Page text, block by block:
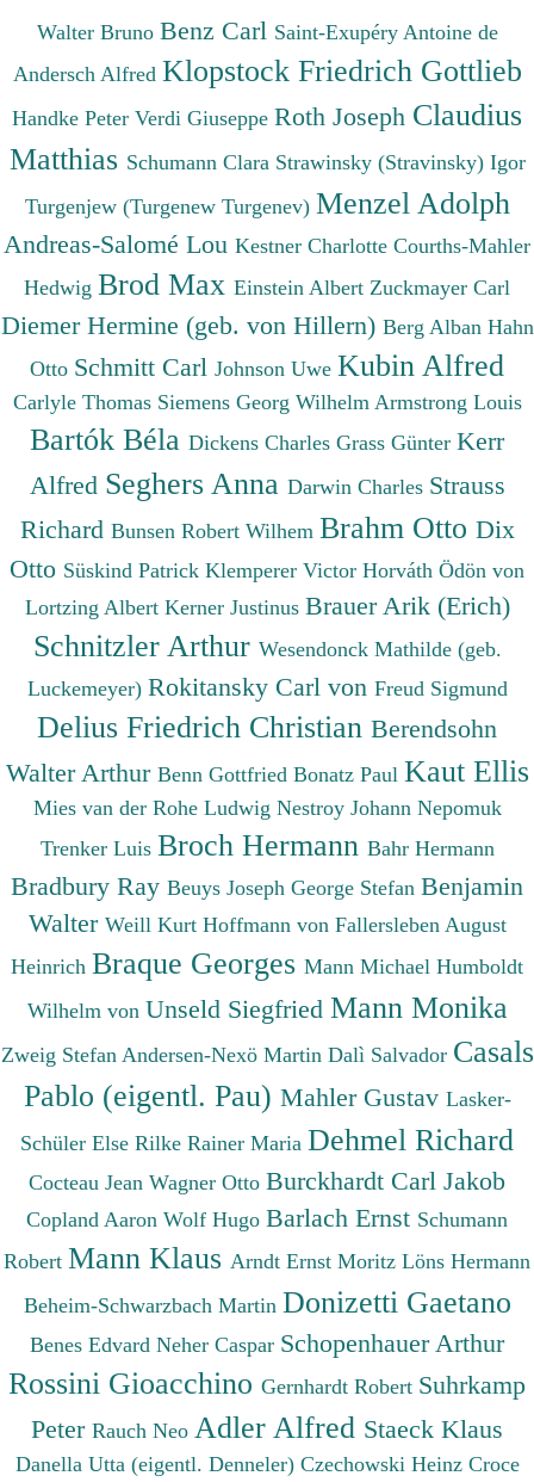
Walter Bruno Benz Carl Saint-Exupéry Antoine de
Andersch Alfred Klopstock Friedrich Gottlieb
Handke Peter Verdi Giuseppe Roth Joseph Claudius
Matthias Schumann Clara Strawinsky (Stravinsky) Igor
Turgenjew (Turgenew Turgenev) Menzel Adolph
Andreas-Salomé Lou Kestner Charlotte Courths-Mahler
Hedwig Brod Max Einstein Albert Zuckmayer Carl
Diemer Hermine (geb. von Hillern) Berg Alban Hahn
Otto Schmitt Carl Johnson Uwe Kubin Alfred
Carlyle Thomas Siemens Georg Wilhelm Armstrong Louis
Bartók Béla Dickens Charles Grass Günter Kerr
Alfred Seghers Anna Darwin Charles Strauss
Richard Bunsen Robert Wilhem Brahm Otto Dix
Otto Süskind Patrick Klemperer Victor Horváth Ödön von
Lortzing Albert Kerner Justinus Brauer Arik (Erich)
Schnitzler Arthur Wesendonck Mathilde (geb.
Luckemeyer) Rokitansky Carl von Freud Sigmund
Delius Friedrich Christian Berendsohn
Walter Arthur Benn Gottfried Bonatz Paul Kaut Ellis
Mies van der Rohe Ludwig Nestroy Johann Nepomuk
Trenker Luis Broch Hermann Bahr Hermann
Bradbury Ray Beuys Joseph George Stefan Benjamin
Walter Weill Kurt Hoffmann von Fallersleben August
Heinrich Braque Georges Mann Michael Humboldt
Wilhelm von Unseld Siegfried Mann Monika
Zweig Stefan Andersen-Nexö Martin Dalì Salvador Casals
Pablo (eigentl. Pau) Mahler Gustav Lasker-
Schüler Else Rilke Rainer Maria Dehmel Richard
Cocteau Jean Wagner Otto Burckhardt Carl Jakob
Copland Aaron Wolf Hugo Barlach Ernst Schumann
Robert Mann Klaus Arndt Ernst Moritz Löns Hermann
Beheim-Schwarzbach Martin Donizetti Gaetano
Benes Edvard Neher Caspar Schopenhauer Arthur
Rossini Gioacchino Gernhardt Robert Suhrkamp
Peter Rauch Neo Adler Alfred Staeck Klaus
Danella Utta (eigentl. Denneler) Czechowski Heinz Croce